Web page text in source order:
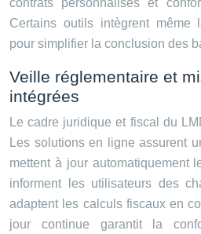
Certains outils intègrent même
pour simplifier la conclusion des
Veille réglementaire et
intégrées
Le cadre juridique et fiscal du
Les solutions en ligne assurent
mettent à jour automatiquement
informent les utilisateurs des
adaptent les calculs fiscaux en
jour continue garantit la